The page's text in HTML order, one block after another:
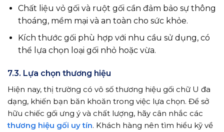
Chất liệu vỏ gối và ruột gối cần đảm bảo sự thông
thoáng, mềm mại và an toàn cho sức khỏe.
Kích thước gối phù hợp với nhu cầu sử dụng, có
thể lựa chọn loại gối nhỏ hoặc vừa.
7.3. Lựa chọn thương hiệu
Hiện nay, thị trường có vô số thương hiệu gối chữ U đa
dạng, khiến bạn băn khoăn trong việc lựa chọn. Để sở
hữu chiếc gối ưng ý và chất lượng, hãy cân nhắc các
thương hiệu gối uy tín. Khách hàng nên tìm hiểu kỹ về